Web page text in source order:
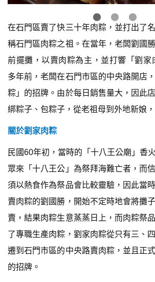
在石門區賣了快三十年肉粽，並打出了
稱石門區肉粽之祖。在當年，老闆劉國
前擺攤，以賣肉粽為主，並打響「劉家
多年前，老闆在石門市區的中央路開店
粽」的招牌。由於每日銷售量大，因此
綁粽子、包粽子，從老祖母到外地新娘
關於劉家肉粽
民國60年初，當時的「十八王公廟」香
眾來「十八王公」為祭拜海難亡者，而
須以熱食作為祭品會比較靈驗，因此當
賣肉粽的劉國勝，開始不定時地會將攤
賣，結果肉粽生意蒸蒸日上，而肉粽祭
了專職生產肉粽，劉家肉粽從只有三、
遷到石門市區的中央路賣肉粽，並且正
的招牌。